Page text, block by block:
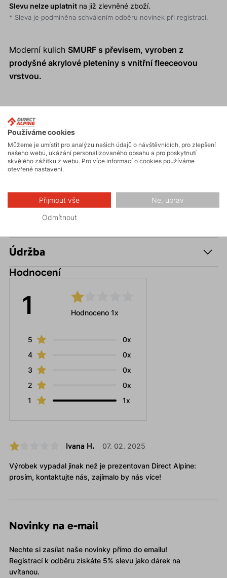
Slevu nelze uplatnitna již zlevněné zboží.
* Sleva je podmíněna schválením odběru novinek při registraci.
Moderní kulich SMURFs převisem, vyroben z
prodyšné akrylové pleteniny s vnitřní fleeceovou
vrstvou.
Parametry
Údržba
Hodnocení
1 Hodnoceno 1x
5
0x
4
0x
3
0x
2
0x
1
1x
Ivana H. 07. 02. 2025
Výrobek vypadal jinak než je prezentovan Direct Alpine:
prosím, kontaktujte nás, zajímalo by nás více!
Novinky na e-mail
Nechte si zasílat naše novinky přímo do emailu!
Registrací k odběru získáte 5% slevu jako dárek na
uvítanou.
Používáme cookies
Můžeme je umístit pro analýzu našich údajů o návštěvnících, pro zlepšení
našeho webu, ukázání personalizovaného obsahu a pro poskytnutí
skvělého zážitku z webu. Pro více informací o cookies používáme
otevřené nastavení.
Přijmout vše Ne, uprav
Odmítnout